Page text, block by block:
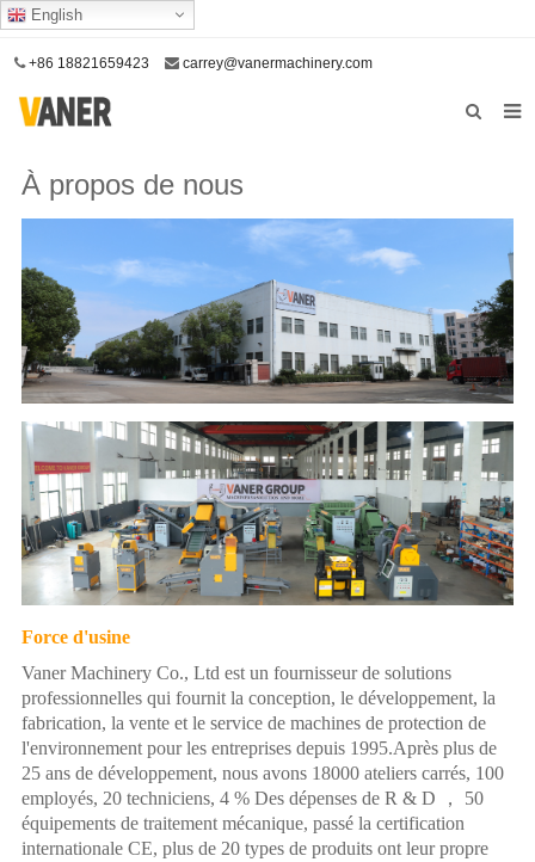
English
+86 18821659423 carrey@vanermachinery.com
page de garde
À propos de nous
Des produits
Notre service
Nous contacter
À propos de nous
Force d'usine
Vaner Machinery Co., Ltd est un fournisseur de solutions
professionnelles qui fournit la conception, le développement, la
fabrication, la vente et le service de machines de protection de
l'environnement pour les entreprises depuis 1995.Après plus de
25 ans de développement, nous avons 18000 ateliers carrés, 100
employés, 20 techniciens, 4 % Des dépenses de R & D ， 50
équipements de traitement mécanique, passé la certification
internationale CE, plus de 20 types de produits ont leur propre